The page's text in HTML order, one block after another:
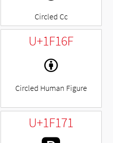
Circled Cc
U+1F16F
🅯
Circled Human Figure
U+1F171